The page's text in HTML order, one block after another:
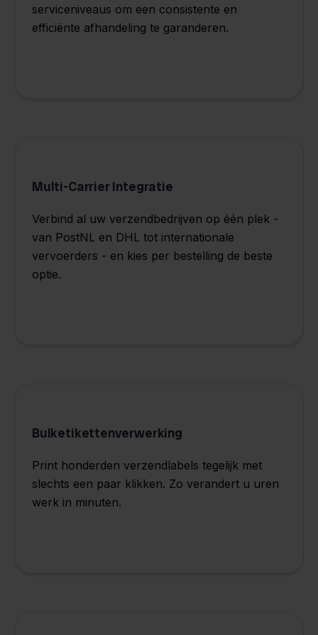
serviceniveaus om een ​​consistente en
efficiënte afhandeling te garanderen.
Multi-Carrier Integratie
Verbind al uw verzendbedrijven op één plek -
van PostNL en DHL tot internationale
vervoerders - en kies per bestelling de beste
optie.
Bulketikettenverwerking
Print honderden verzendlabels tegelijk met
slechts een paar klikken. Zo verandert u uren
werk in minuten.